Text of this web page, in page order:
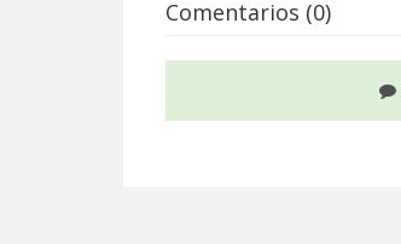
Comentarios (0)